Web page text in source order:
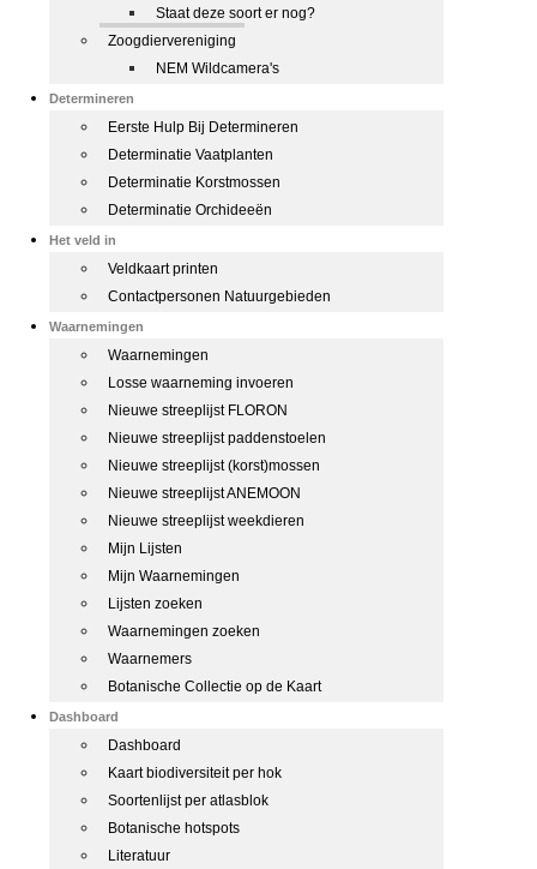
Staat deze soort er nog?
Zoogdiervereniging
NEM Wildcamera's
Determineren
Eerste Hulp Bij Determineren
Determinatie Vaatplanten
Determinatie Korstmossen
Determinatie Orchideeën
Het veld in
Veldkaart printen
Contactpersonen Natuurgebieden
Waarnemingen
Waarnemingen
Losse waarneming invoeren
Nieuwe streeplijst FLORON
Nieuwe streeplijst paddenstoelen
Nieuwe streeplijst (korst)mossen
Nieuwe streeplijst ANEMOON
Nieuwe streeplijst weekdieren
Mijn Lijsten
Mijn Waarnemingen
Lijsten zoeken
Waarnemingen zoeken
Waarnemers
Botanische Collectie op de Kaart
Dashboard
Dashboard
Kaart biodiversiteit per hok
Soortenlijst per atlasblok
Botanische hotspots
Literatuur